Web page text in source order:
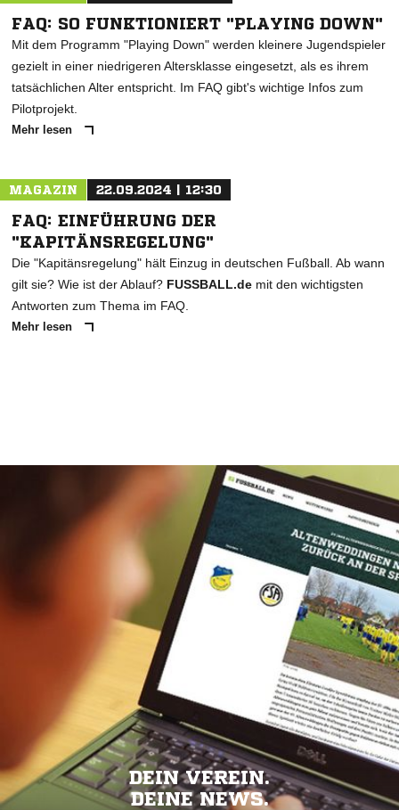
FAQ: SO FUNKTIONIERT "PLAYING DOWN"
Mit dem Programm "Playing Down" werden kleinere Jugendspieler
gezielt in einer niedrigeren Altersklasse eingesetzt, als es ihrem
tatsächlichen Alter entspricht. Im FAQ gibt's wichtige Infos zum
Pilotprojekt.
Mehr lesen
MAGAZIN 22.09.2024 | 12:30
FAQ: EINFÜHRUNG DER
"KAPITÄNSREGELUNG"
Die "Kapitänsregelung" hält Einzug in deutschen Fußball. Ab wann
gilt sie? Wie ist der Ablauf? FUSSBALL.de mit den wichtigsten
Antworten zum Thema im FAQ.
Mehr lesen
DEIN VEREIN.
DEINE NEWS.